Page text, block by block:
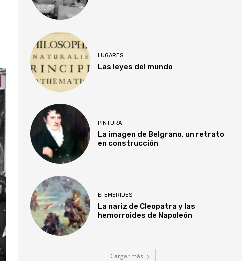
LUGARES
Las leyes del mundo
PINTURA
La imagen de Belgrano, un retrato
en construcción
EFEMÉRIDES
La nariz de Cleopatra y las
hemorroides de Napoleón
Cargar más